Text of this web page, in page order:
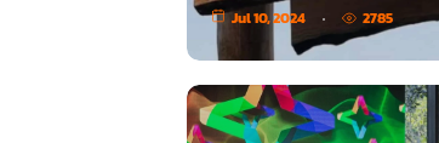
Jul 10, 2024 2785